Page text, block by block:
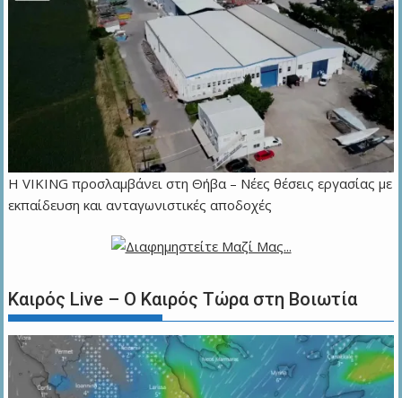
Η VIKING προσλαμβάνει στη Θήβα – Νέες θέσεις εργασίας με
εκπαίδευση και ανταγωνιστικές αποδοχές
Καιρός Live – Ο Καιρός Τώρα στη Βοιωτία